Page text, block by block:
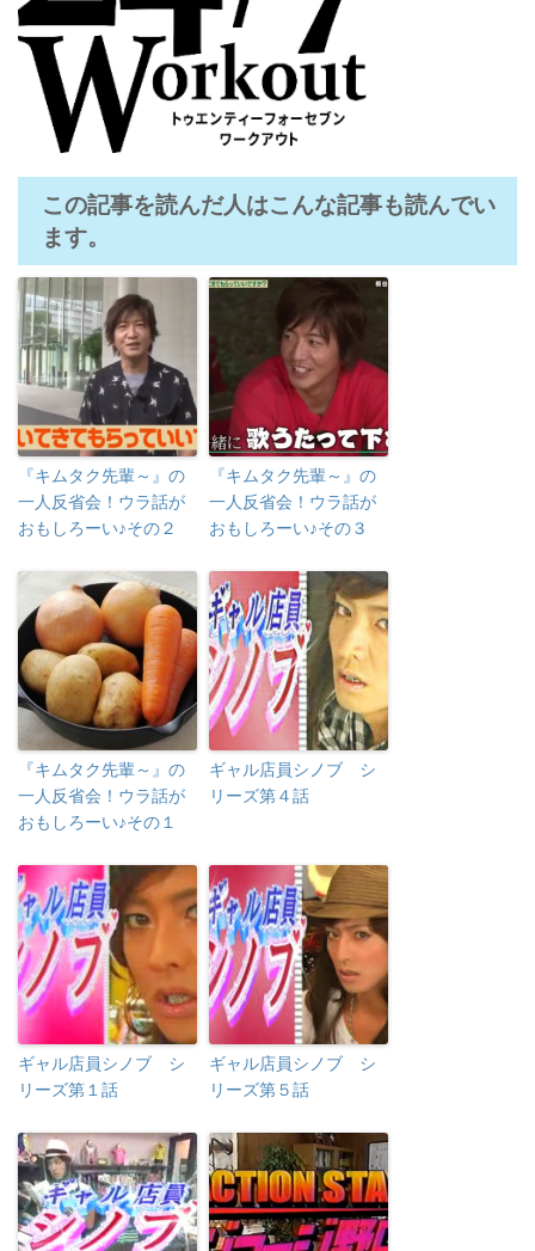
この記事を読んだ人はこんな記事も読んでい
ます。
『キムタク先輩～』の
一人反省会！ウラ話が
おもしろーい♪その２
『キムタク先輩～』の
一人反省会！ウラ話が
おもしろーい♪その３
『キムタク先輩～』の
一人反省会！ウラ話が
おもしろーい♪その１
ギャル店員シノブ シ
リーズ第４話
ギャル店員シノブ シ
リーズ第１話
ギャル店員シノブ シ
リーズ第５話